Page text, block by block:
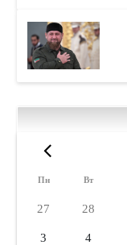
Пн Вт
27 28
3 4